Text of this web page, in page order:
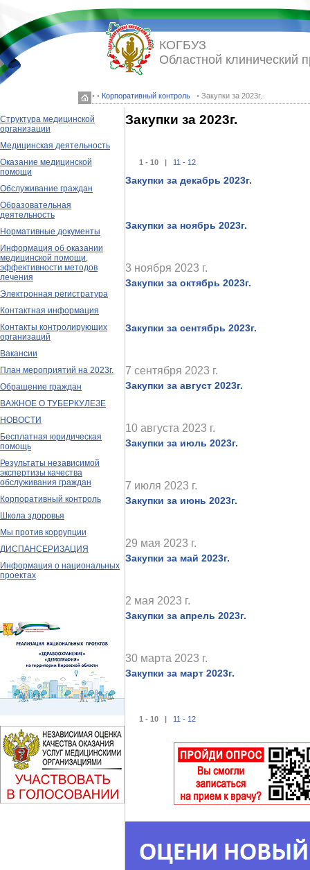
◦ ◦ Корпоративный контроль ◦ Закупки за 2023г.
КОГБУЗ
Областной клинический
Структура медицинской
организации
Медицинская деятельность
Оказание медицинской
помощи
Обслуживание граждан
Образовательная
деятельность
Нормативные документы
Информация об оказании
медицинской помощи,
эффективности методов
лечения
Электронная регистратура
Контактная информация
Контакты контролирующих
организаций
Вакансии
План мероприятий на 2023г.
Обращение граждан
ВАЖНОЕ О ТУБЕРКУЛЕЗЕ
НОВОСТИ
Бесплатная юридическая
помощь
Результаты независимой
экспертизы качества
обслуживания граждан
Корпоративный контроль
Школа здоровья
Мы против коррупции
ДИСПАНСЕРИЗАЦИЯ
Информация о национальных
проектах
Закупки за 2023г.
1 - 10 | 11 - 12
Закупки за декабрь 2023г.
Закупки за ноябрь 2023г.
3 ноября 2023 г.
Закупки за октябрь 2023г.
Закупки за сентябрь 2023г.
7 сентября 2023 г.
Закупки за август 2023г.
10 августа 2023 г.
Закупки за июль 2023г.
7 июля 2023 г.
Закупки за июнь 2023г.
29 мая 2023 г.
Закупки за май 2023г.
2 мая 2023 г.
Закупки за апрель 2023г.
30 марта 2023 г.
Закупки за март 2023г.
1 - 10 | 11 - 12